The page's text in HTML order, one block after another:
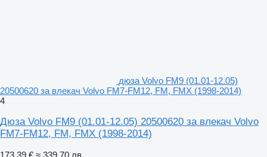
дюза Volvo FM9 (01.01-12.05)
20500620 за влекач Volvo FM7-FM12, FM, FMX (1998-2014)
4
Дюза Volvo FM9 (01.01-12.05) 20500620 за влекач Volvo
FM7-FM12, FM, FMX (1998-2014)